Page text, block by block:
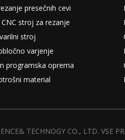
presečnih cevi
stroj za rezanje
stroj
varjenje
programska oprema
material
TECHNOGY CO., LTD. VSE